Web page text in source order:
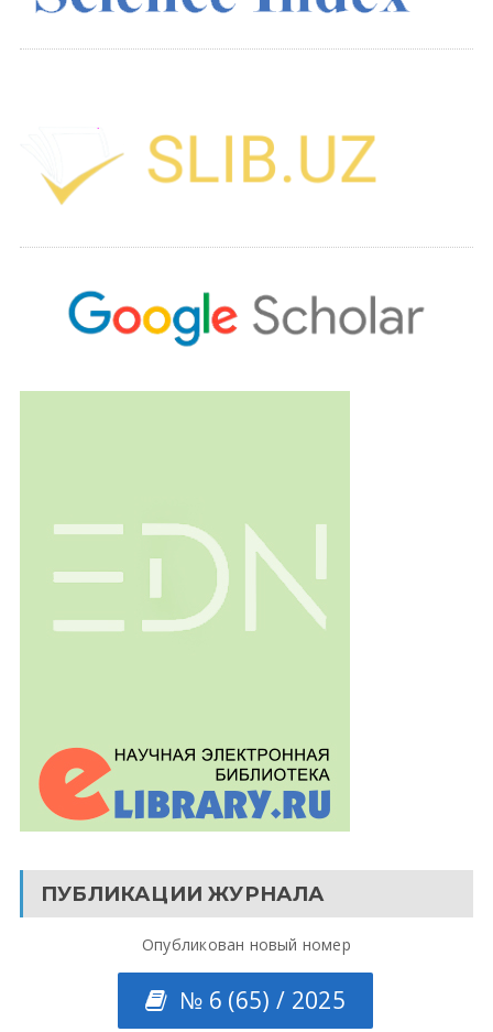
ПУБЛИКАЦИИ ЖУРНАЛА
Опубликован новый номер
№ 6 (65) / 2025